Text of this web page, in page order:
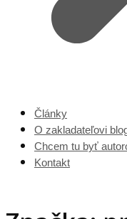
Články
O zakladateľovi
Chcem tu byť
Kontakt